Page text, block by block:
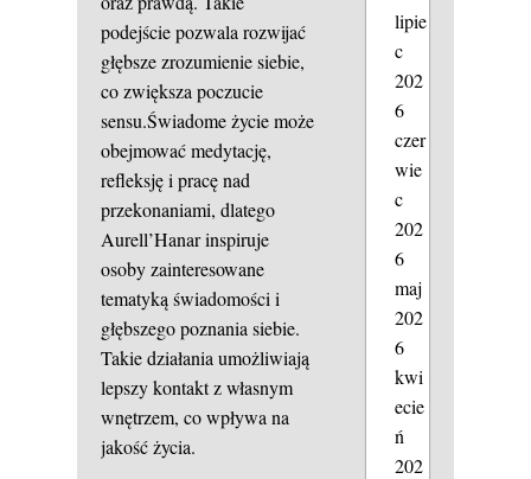
podejście pozwala rozwijać
głębsze zrozumienie siebie,
co zwiększa poczucie
sensu.Świadome życie może
obejmować medytację,
refleksję i pracę nad
przekonaniami, dlatego
Aurell’Hanar inspiruje
osoby zainteresowane
tematyką świadomości i
głębszego poznania siebie.
Takie działania umożliwiają
lepszy kontakt z własnym
wnętrzem, co wpływa na
jakość życia.
lipie
c
202
6
czer
wie
c
202
6
maj
202
6
kwi
ecie
ń
202